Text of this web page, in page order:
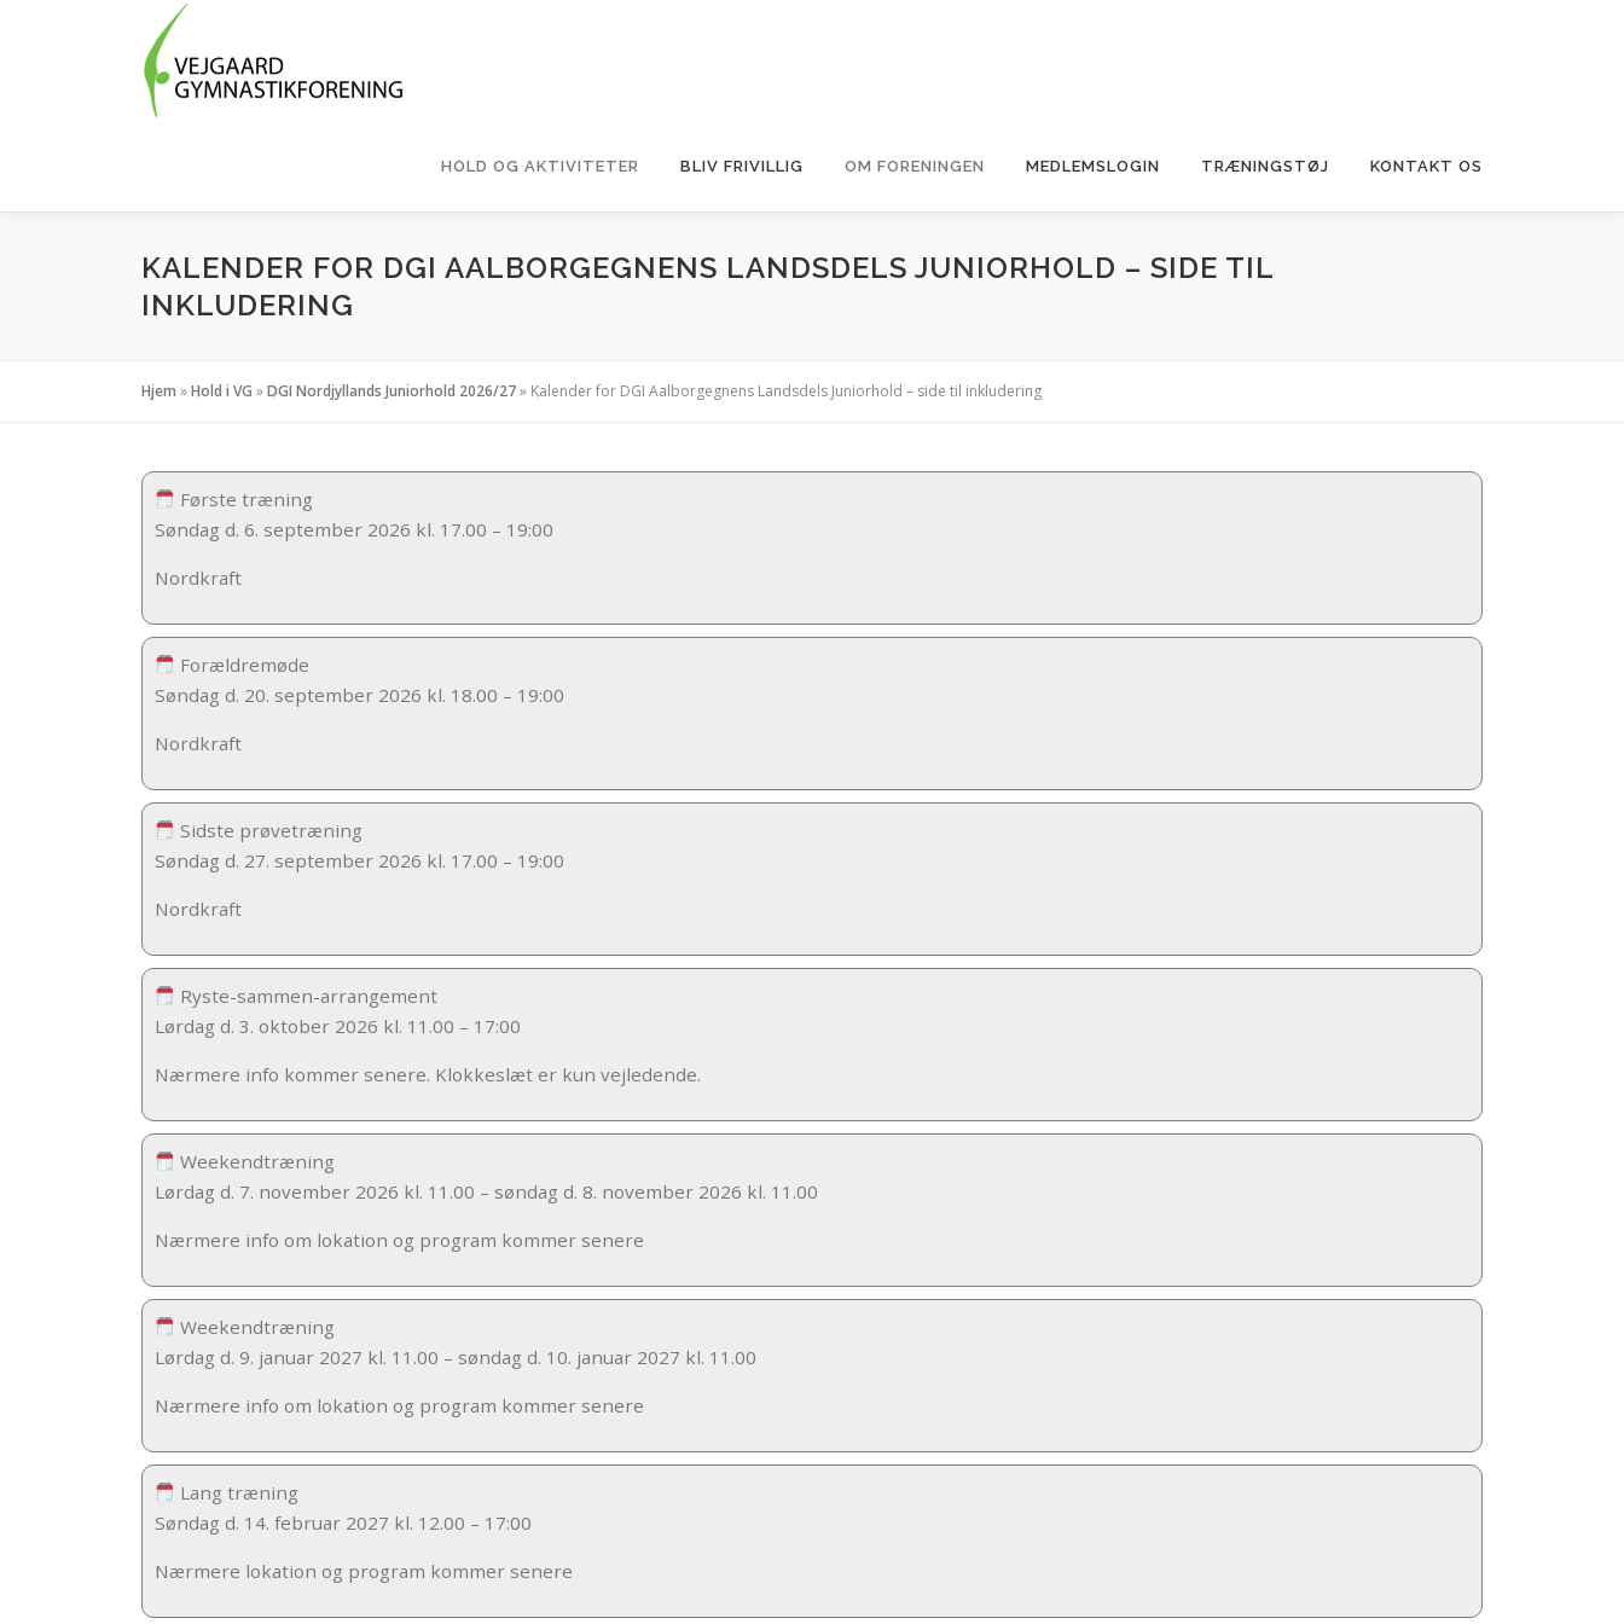
HOLD OG AKTIVITETER BLIV FRIVILLIG OM FORENINGEN MEDLEMSLOGIN TRÆNINGSTØJ KONTAKT OS
KALENDER FOR DGI AALBORGEGNENS LANDSDELS JUNIORHOLD – SIDE TIL
INKLUDERING
Hjem »Hold i VG »DGI Nordjyllands Juniorhold 2026/27» Kalender for DGI Aalborgegnens Landsdels Juniorhold – side til inkludering
Første træning
Søndag d. 6. september 2026 kl. 17.00 – 19:00
Nordkraft
Forældremøde
Søndag d. 20. september 2026 kl. 18.00 – 19:00
Nordkraft
Sidste prøvetræning
Søndag d. 27. september 2026 kl. 17.00 – 19:00
Nordkraft
Ryste-sammen-arrangement
Lørdag d. 3. oktober 2026 kl. 11.00 – 17:00
Nærmere info kommer senere. Klokkeslæt er kun vejledende.
Weekendtræning
Lørdag d. 7. november 2026 kl. 11.00 – søndag d. 8. november 2026 kl. 11.00
Nærmere info om lokation og program kommer senere
Weekendtræning
Lørdag d. 9. januar 2027 kl. 11.00 – søndag d. 10. januar 2027 kl. 11.00
Nærmere info om lokation og program kommer senere
Lang træning
Søndag d. 14. februar 2027 kl. 12.00 – 17:00
Nærmere lokation og program kommer senere